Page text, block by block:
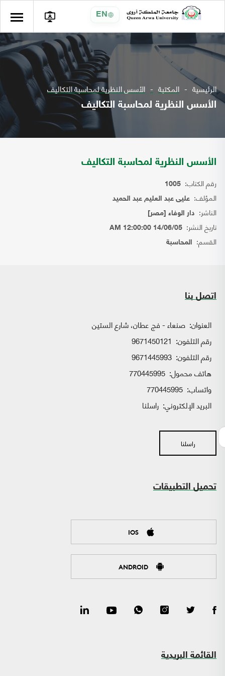
EN
الرئيسية المكتبة الأسس النظرية لمحاسبة التكاليف
الأسس النظرية لمحاسبة التكاليف
الأسس النظرية لمحاسبة التكاليف
رقم الكتاب: 1005
المؤلف: عليى عبد العليم عبد الحميد
الناشر: دار الوفاء [مصر]
تاريخ النشر: 14/06/05 12:00:00 AM
القسم: المحاسبة
اتصل بنا
العنوان: صنعاء - فج عطان، شارع الستين
رقم التلفون: 9671450121
رقم التلفون: 9671445993
هاتف محمول: 770445995
واتساب:
البريد الإلكتروني: راسلنا
راسلنا
تحميل التطبيقات
IOS
ANDROID
القائمة البريدية